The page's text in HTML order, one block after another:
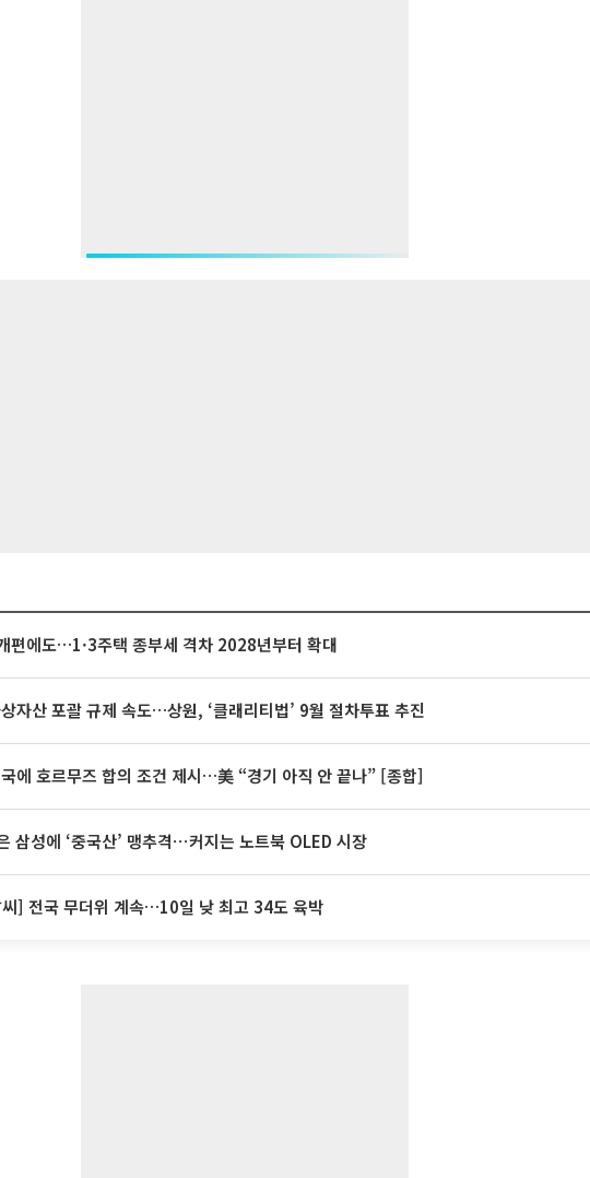
편에도…1·3주택 종부세 격차 2028년부터 확대
자산 포괄 규제 속도…상원, ‘클래리티법’ 9월 절차투표 추진
에 호르무즈 합의 조건 제시…美 “경기 아직 안 끝나” [종합]
삼성에 ‘중국산’ 맹추격⋯커지는 노트북 OLED 시장
] 전국 무더위 계속…10일 낮 최고 34도 육박